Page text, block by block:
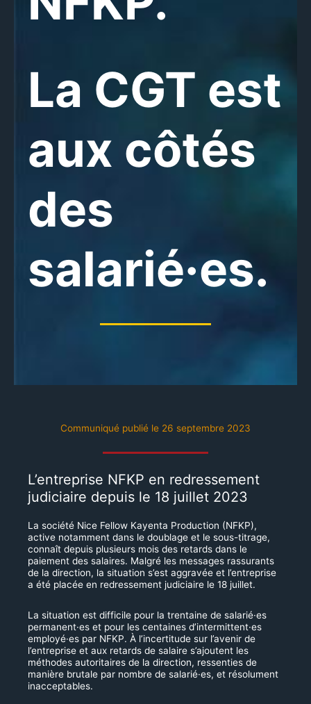
La CGT est
aux côtés
des
salarié·es.
Communiqué publié le 26 septembre 2023
L’entreprise NFKP en redressement
judiciaire depuis le 18 juillet 2023
La société Nice Fellow Kayenta Production (NFKP),
active notamment dans le doublage et le sous-titrage,
connaît depuis plusieurs mois des retards dans le
paiement des salaires. Malgré les messages rassurants
de la direction, la situation s’est aggravée et l’entreprise
a été placée en redressement judiciaire le 18 juillet.
La situation est difficile pour la trentaine de salarié·es
permanent·es et pour les centaines d’intermittent·es
employé·es par NFKP. À l’incertitude sur l’avenir de
l’entreprise et aux retards de salaire s’ajoutent les
méthodes autoritaires de la direction, ressenties de
manière brutale par nombre de salarié·es, et résolument
inacceptables.